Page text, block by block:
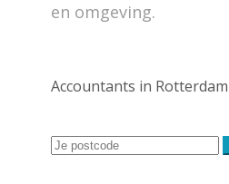
en omgeving.
Accountants in Rotterdam